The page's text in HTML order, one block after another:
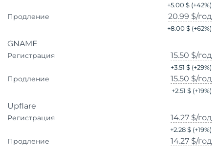
+5.00 $ (+42%)
Продление 20.99 $/год
+8.00 $ (+62%)
GNAME
Регистрация 15.50 $/год
+3.51 $ (+29%)
Продление 15.50 $/год
+2.51 $ (+19%)
Upflare
Регистрация 14.27 $/год
+2.28 $ (+19%)
Продление 14.27 $/год